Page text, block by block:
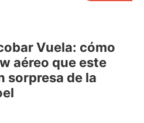
Vuela: cómo
aéreo que este
sorpresa de la